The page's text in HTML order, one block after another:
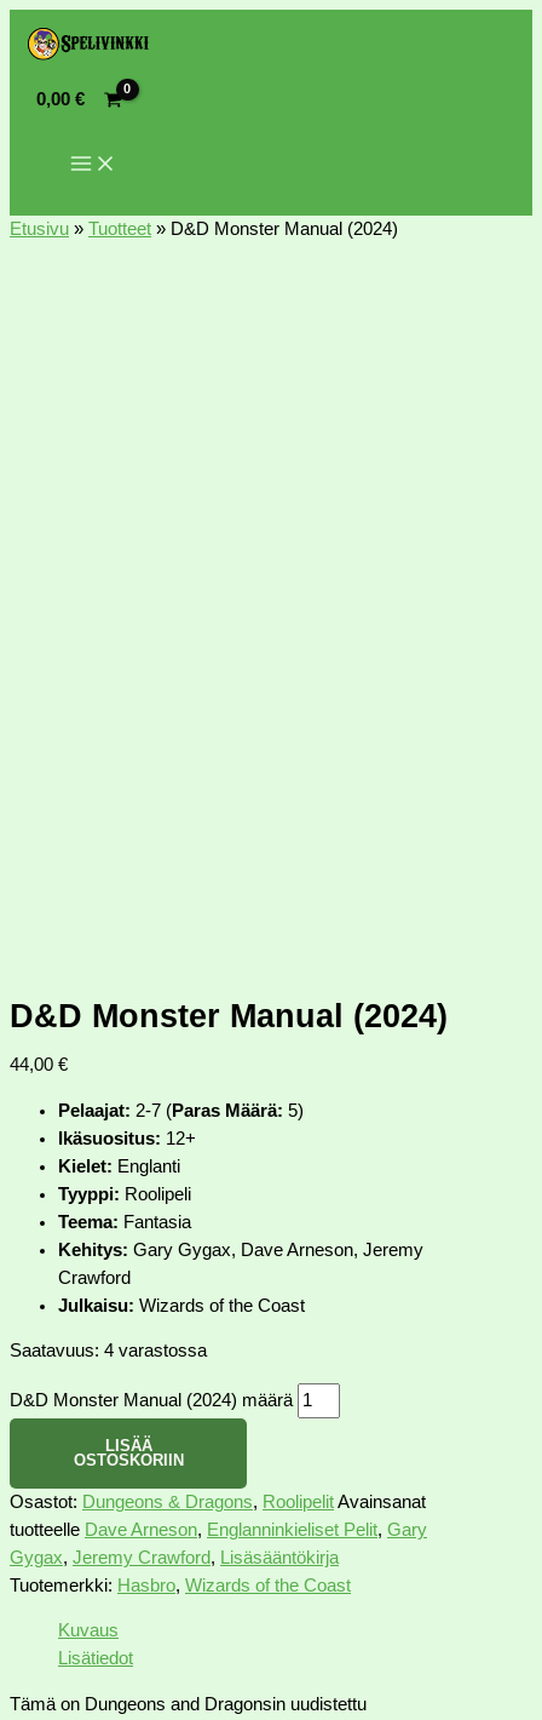
0,00€
Etusivu » Tuotteet » D&D Monster Manual (2024)
D&D Monster Manual (2024)
44,00 €
Pelaajat: 2-7 (Paras Määrä: 5)
Ikäsuositus: 12+
Kielet: Englanti
Tyyppi: Roolipeli
Teema: Fantasia
Kehitys: Gary Gygax, Dave Arneson, Jeremy
Crawford
Julkaisu: Wizards of the Coast
Saatavuus: 4 varastossa
D&D Monster Manual (2024) määrä
LISÄÄ
OSTOSKORIIN
Osastot: Dungeons & Dragons, RoolipelitAvainsanat
tuotteelle Dave Arneson, Englanninkieliset Pelit, Gary
Gygax, Jeremy Crawford,
Lisäsääntökirja
Tuotemerkki: Hasbro, Wizards of the Coast
Kuvaus
Lisätiedot
Tämä on Dungeons and Dragonsin uudistettu